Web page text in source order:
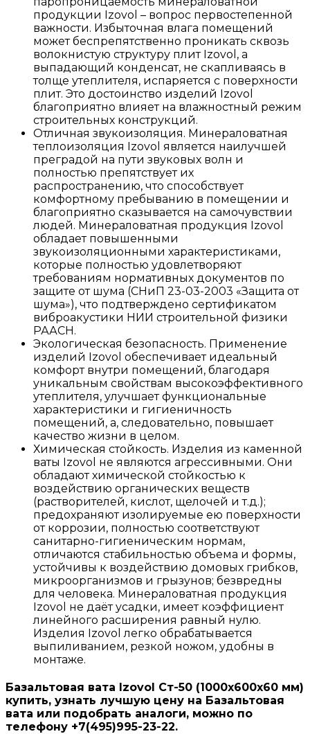
продукции Izovol – вопрос первостепенной
важности. Избыточная влага помещений
может беспрепятственно проникать сквозь
волокнистую структуру плит Izovol, а
выпадающий конденсат, не скапливаясь в
толще утеплителя, испаряется с поверхности
плит. Это достоинство изделий Izovol
благоприятно влияет на влажностный режим
строительных конструкций.
Отличная звукоизоляция. Минераловатная
теплоизоляция Izovol является наилучшей
преградой на пути звуковых волн и
полностью препятствует их
распространению, что способствует
комфортному пребыванию в помещении и
благоприятно сказывается на самочувствии
людей. Минераловатная продукция Izovol
обладает повышенными
звукоизоляционными характеристиками,
которые полностью удовлетворяют
требованиям нормативных документов по
защите от шума (СНиП 23-03-2003 «Защита от
шума»), что подтверждено сертификатом
виброакустики НИИ строительной физики
РААСН.
Экологическая безопасность. Применение
изделий Izovol обеспечивает идеальный
комфорт внутри помещений, благодаря
уникальным свойствам высокоэффективного
утеплителя, улучшает функциональные
характеристики и гигиеничность
помещений, а, следовательно, повышает
качество жизни в целом.
Химическая стойкость. Изделия из каменной
ваты Izovol не являются агрессивными. Они
обладают химической стойкостью к
воздействию органических веществ
(растворителей, кислот, щелочей и т.д.);
предохраняют изолируемые ею поверхности
от коррозии, полностью соответствуют
санитарно-гигиеническим нормам,
отличаются стабильностью объема и формы,
устойчивы к воздействию домовых грибков,
микроорганизмов и грызунов; безвредны
для человека. Минераловатная продукция
Izovol не даёт усадки, имеет коэффициент
линейного расширения равный нулю.
Изделия Izovol легко обрабатывается
выпиливанием, резкой ножом, удобны в
монтаже.
Базальтовая вата Izovol Ст-50 (1000х600х60 мм)
купить, узнать лучшую цену на Базальтовая
вата или подобрать аналоги, можно по
телефону +7(495)995-23-22.